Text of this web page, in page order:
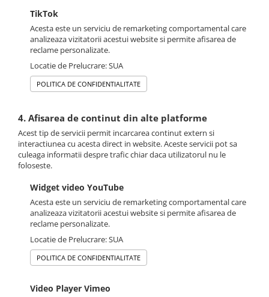
TikTok
Acesta este un serviciu de remarketing comportamental care
analizeaza vizitatorii acestui website si permite afisarea de
reclame personalizate.
Locatie de Prelucrare: SUA
POLITICA DE CONFIDENTIALITATE
4. Afisarea de continut din alte platforme
Acest tip de servicii permit incarcarea continut extern si
interactiunea cu acesta direct in website. Aceste servicii pot sa
culeaga informatii despre trafic chiar daca utilizatorul nu le
foloseste.
Widget video YouTube
Acesta este un serviciu de remarketing comportamental care
analizeaza vizitatorii acestui website si permite afisarea de
reclame personalizate.
Locatie de Prelucrare: SUA
POLITICA DE CONFIDENTIALITATE
Video Player Vimeo